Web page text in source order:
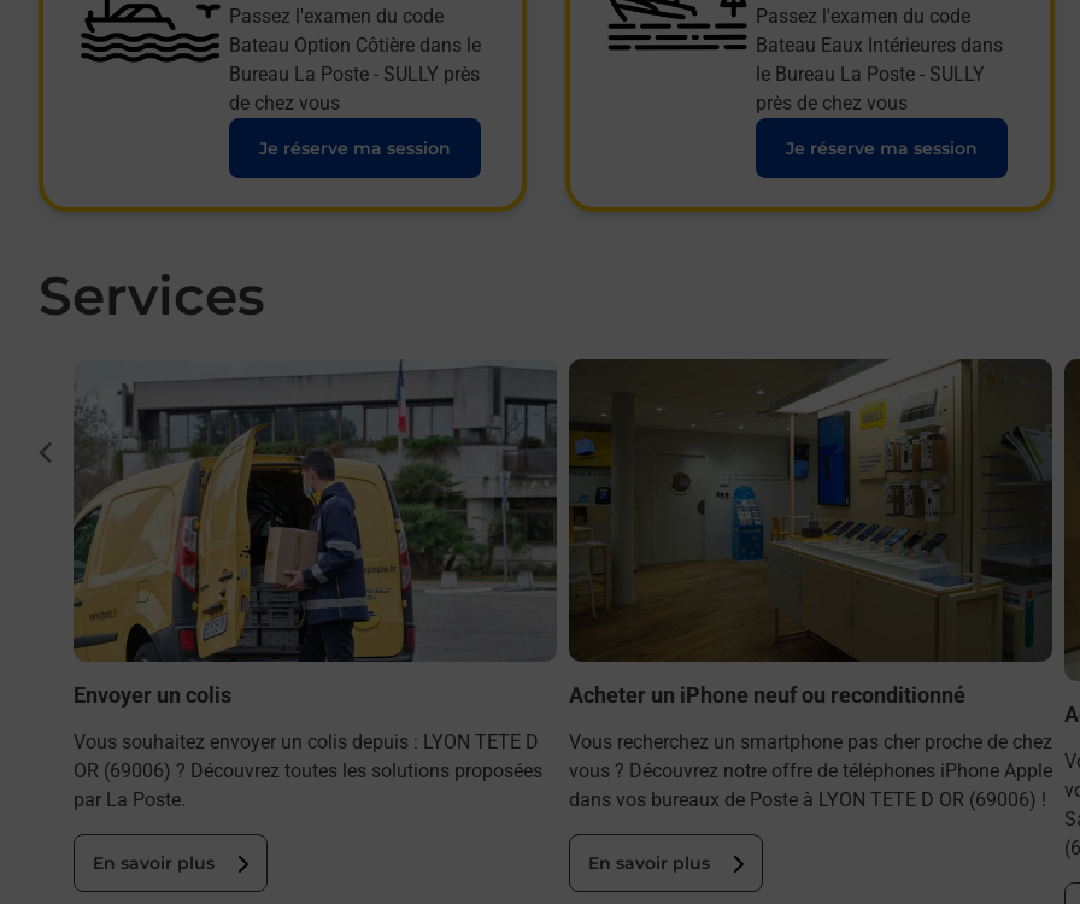
Passez l'examen du code
Bateau Option Côtière dans le
Bureau La Poste - SULLY près
de chez vous
Je réserve ma session
Passez l'examen du code
Bateau Eaux Intérieures dans
le Bureau La Poste - SULLY
près de chez vous
Je réserve ma session
Services
Envoyer un colis
Vous souhaitez envoyer un colis depuis : LYON TETE D
OR (69006) ? Découvrez toutes les solutions proposées
par La Poste.
En savoir plus
En savoir plus
Acheter un iPhone neuf ou reconditionné
Vous recherchez un smartphone pas cher proche de chez
vous ? Découvrez notre offre de téléphones iPhone Apple
dans vos bureaux de Poste à LYON TETE D OR (69006) !
En savoir plus